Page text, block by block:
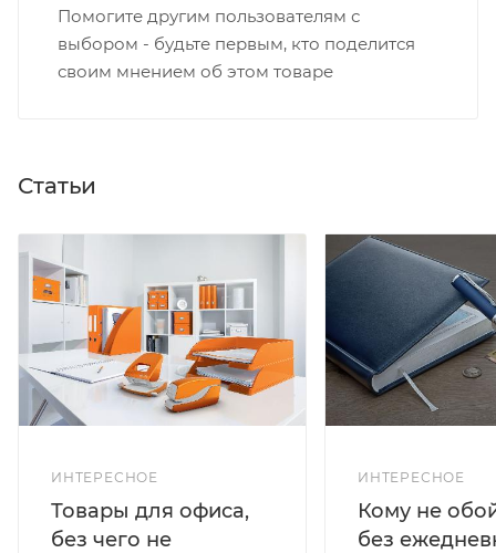
Помогите другим пользователям с
выбором - будьте первым, кто поделится
своим мнением об этом товаре
Статьи
ИНТЕРЕСНОЕ
Товары для офиса,
без чего не
ИНТЕРЕСНОЕ
Кому не
без